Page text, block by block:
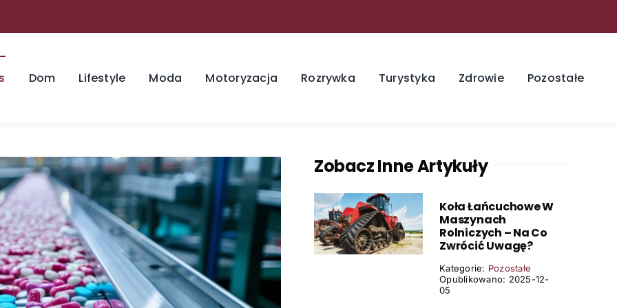
Dom Lifestyle Moda Motoryzacja Rozrywka Turystyka Zdrowie Pozostałe
Zobacz Inne Artykuły
Koła Łańcuchowe W
Maszynach
Rolniczych – Na Co
Zwrócić Uwagę?
Kategorie: Pozostałe
Opublikowano: 2025-12-
05